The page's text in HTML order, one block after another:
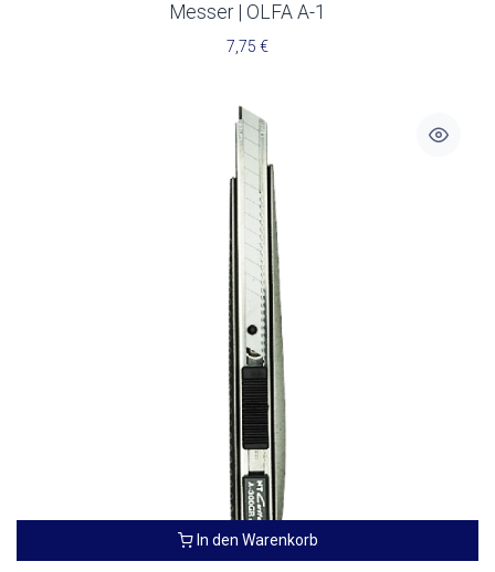
Messer | OLFA A-1
7,75 €
In den Warenkorb